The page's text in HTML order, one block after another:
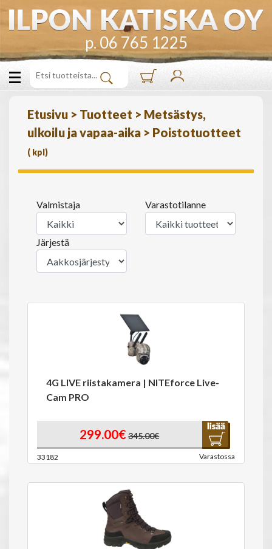
p. 06 765 1225
Etusivu > Tuotteet > Metsästys,
ulkoilu ja vapaa-aika > Poistotuotteet
( kpl)
Valmistaja Varastotilanne
Järjestä
4G LIVE riistakamera | NITEforce Live-
Cam PRO
299.00€ 345.00€
33182 Varastossa